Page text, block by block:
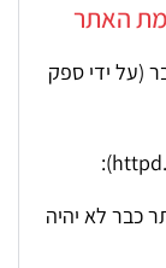
האתר
(על ידי ספק
כבר לא יהיה